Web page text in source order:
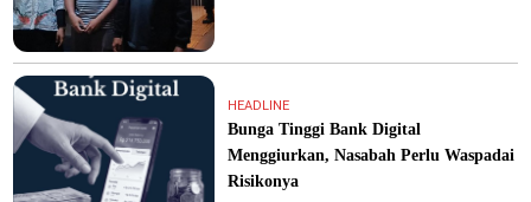
HEADLINE
Bunga Tinggi Bank Digital
Menggiurkan, Nasabah Perlu Waspadai
Risikonya